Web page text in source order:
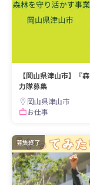
【岡山県津山市】『
力隊募集
岡山県津山市
お仕事
募集終了